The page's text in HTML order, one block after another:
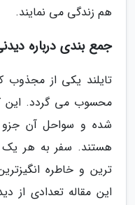
هم زندگی می نمایند.
جمع بندی درباره
تایلند یکی از مجذوب
محسوب می گردد. این
شده و سواحل آن جزو
هستند. سفر به هر
ترین و خاطره
این مقاله تعدادی از